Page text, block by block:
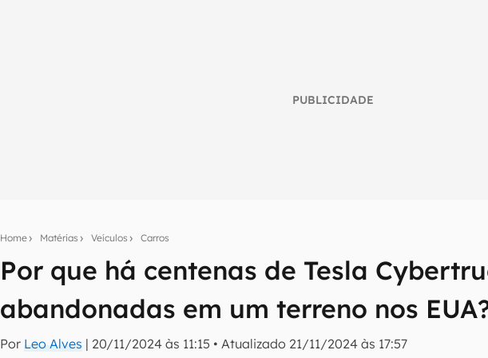
PUBLICIDADE
Home Matérias Veículos Carros
Por que há centenas de Tesla
abandonadas em um terreno nos
Por Leo Alves | 20/11/2024 às 11:15 •Atualizado 21/11/2024 às 17:57
Assine a newsletter do Canaltech e receba notícias e reviews sobre tecnologia